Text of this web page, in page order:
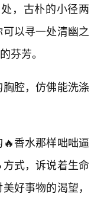
，古朴的小径两
以寻一处清幽之
芬芳。
腔，仿佛能洗涤
香水那样咄咄逼
式，诉说着生命
好事物的渴望，